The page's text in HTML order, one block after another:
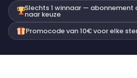
Slechts 1 winnaar —
naar keuze
Promocode van 10€ voor elke